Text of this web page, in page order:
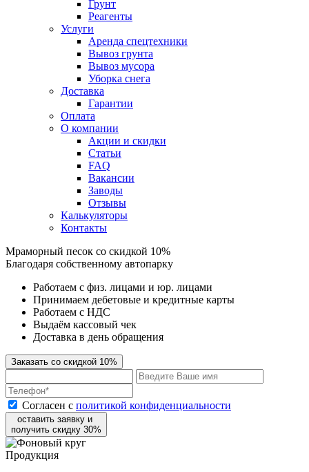
Грунт
Реагенты
Услуги
Аренда спецтехники
Вывоз грунта
Вывоз мусора
Уборка снега
Доставка
Гарантии
Оплата
О компании
Акции и скидки
Статьи
FAQ
Вакансии
Заводы
Отзывы
Калькуляторы
Контакты
Мраморный песок со скидкой 10%
Благодаря собственному автопарку
Работаем с физ. лицами и юр. лицами
Принимаем дебетовые и кредитные карты
Работаем с НДС
Выдаём кассовый чек
Доставка в день обращения
Заказать со скидкой 10%
Согласен с политикой конфиденциальности
оставить заявку и
получить скидку 30%
Продукция